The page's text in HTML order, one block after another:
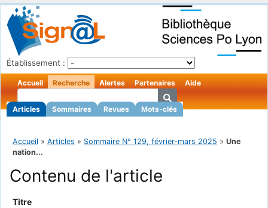
Établissement :
Accueil Recherche
Articles Sommaires Revues Mots-clés
Alertes Partenaires Aide
Accueil » Articles » Sommaire N° 129, février-mars 2025 » Une
nation...
Contenu de l'article
Titre